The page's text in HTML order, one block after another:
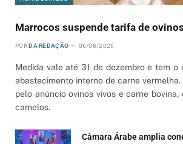
Marrocos suspende tarifa de
POR DA REDAÇÃO 06/08/2026
Medida vale até 31 de dezembro e tem o
abastecimento interno de carne
pelo anúncio ovinos vivos e carne bovina,
camelos.
Câmara Árabe amplia